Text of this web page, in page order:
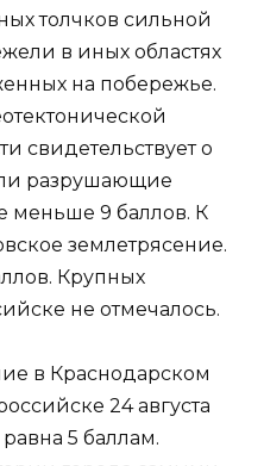
толчков сильной
в иных областях
на побережье.
свидетельствует о
разрушающие
меньше 9 баллов. К
землетрясение.
Крупных
не отмечалось.
в Краснодарском
24 августа
5 баллам.